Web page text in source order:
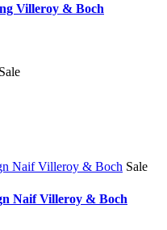
Villeroy & Boch
Sale
Sale
Naif Villeroy & Boch